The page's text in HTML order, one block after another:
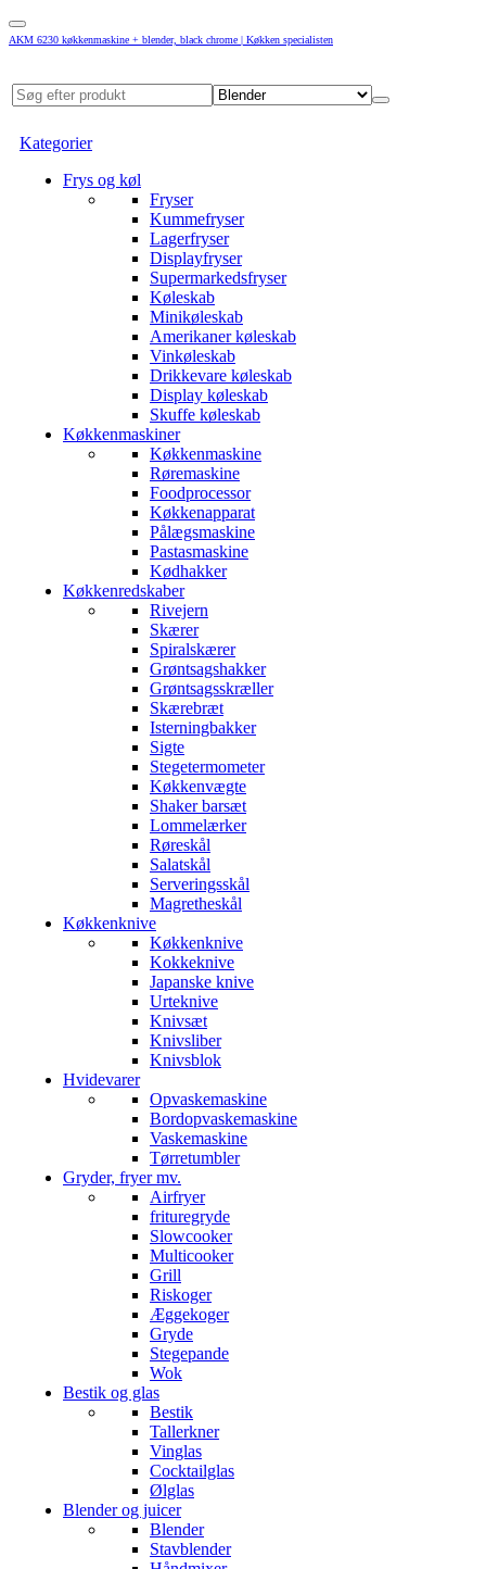
AKM 6230 køkkenmaskine + blender, black chrome | Køkken specialisten
Kategorier
Frys og køl
Fryser
Kummefryser
Lagerfryser
Displayfryser
Supermarkedsfryser
Køleskab
Minikøleskab
Amerikaner køleskab
Vinkøleskab
Drikkevare køleskab
Display køleskab
Skuffe køleskab
Køkkenmaskiner
Køkkenmaskine
Røremaskine
Foodprocessor
Køkkenapparat
Pålægsmaskine
Pastasmaskine
Kødhakker
Køkkenredskaber
Rivejern
Skærer
Spiralskærer
Grøntsagshakker
Grøntsagsskræller
Skærebræt
Isterningbakker
Sigte
Stegetermometer
Køkkenvægte
Shaker barsæt
Lommelærker
Røreskål
Salatskål
Serveringsskål
Magretheskål
Køkkenknive
Køkkenknive
Kokkeknive
Japanske knive
Urteknive
Knivsæt
Knivsliber
Knivsblok
Hvidevarer
Opvaskemaskine
Bordopvaskemaskine
Vaskemaskine
Tørretumbler
Gryder, fryer mv.
Airfryer
frituregryde
Slowcooker
Multicooker
Grill
Riskoger
Æggekoger
Gryde
Stegepande
Wok
Bestik og glas
Bestik
Tallerkner
Vinglas
Cocktailglas
Ølglas
Blender og juicer
Blender
Stavblender